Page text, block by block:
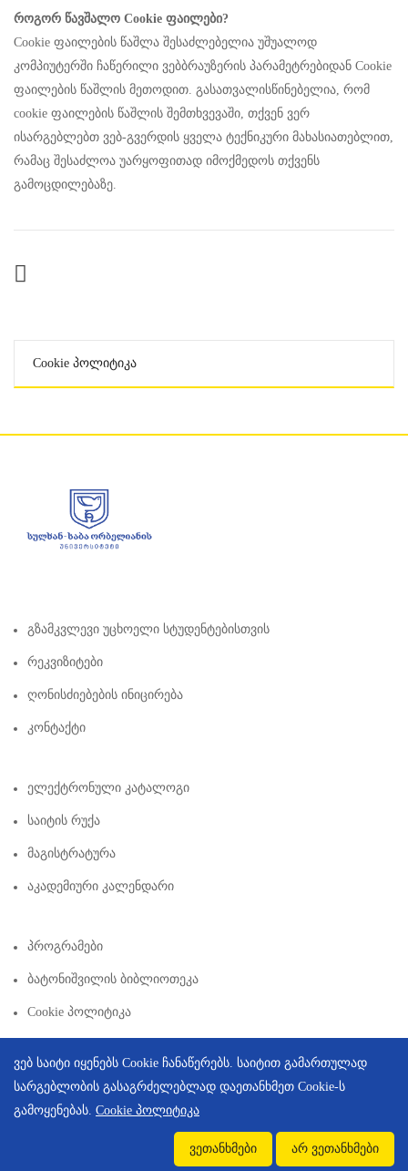
როგორ წავშალო Cookie ფაილები?
Cookie ფაილების წაშლა შესაძლებელია უშუალოდ
კომპიუტერში ჩაწერილი ვებბრაუზერის პარამეტრებიდან Cookie
ფაილების წაშლის მეთოდით. გასათვალისწინებელია, რომ
cookie ფაილების წაშლის შემთხვევაში, თქვენ ვერ
ისარგებლებთ ვებ-გვერდის ყველა ტექნიკური მახასიათებლით,
რამაც შესაძლოა უარყოფითად იმოქმედოს თქვენს
გამოცდილებაზე.
Cookie Პოლიტიკა
Გზამკვლევი Უცხოელი Სტუდენტებისთვის
Რეკვიზიტები
Ღონისძიებების Ინიცირება
Კონტაქტი
Ელექტრონული Კატალოგი
Საიტის Რუქა
Მაგისტრატურა
Აკადემიური Კალენდარი
Პროგრამები
Ბატონიშვილის Ბიბლიოთეკა
Cookie Პოლიტიკა
Copyright © 2026 | Created By
ვებ საიტი იყენებს Cookie ჩანაწერებს. საიტით გამართულად
სარგებლობის გასაგრძელებლად დაეთანხმეთ Cookie-ს
გამოყენებას. Cookie პოლიტიკა
ვეთანხმები არ ვეთანხმები